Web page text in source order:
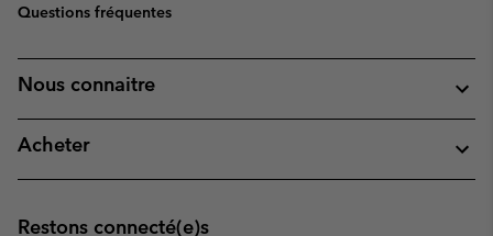
Questions fréquentes
Nous connaitre
Acheter
Restons connecté(e)s